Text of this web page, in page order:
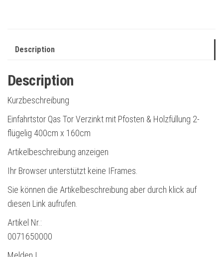
Description
Description
Kurzbeschreibung
Einfahrtstor Qas Tor Verzinkt mit Pfosten & Holzfüllung 2-
flügelig 400cm x 160cm
Artikelbeschreibung anzeigen
Ihr Browser unterstützt keine IFrames.
Sie können die Artikelbeschreibung aber durch klick auf
diesen Link aufrufen.
Artikel Nr.:
0071650000